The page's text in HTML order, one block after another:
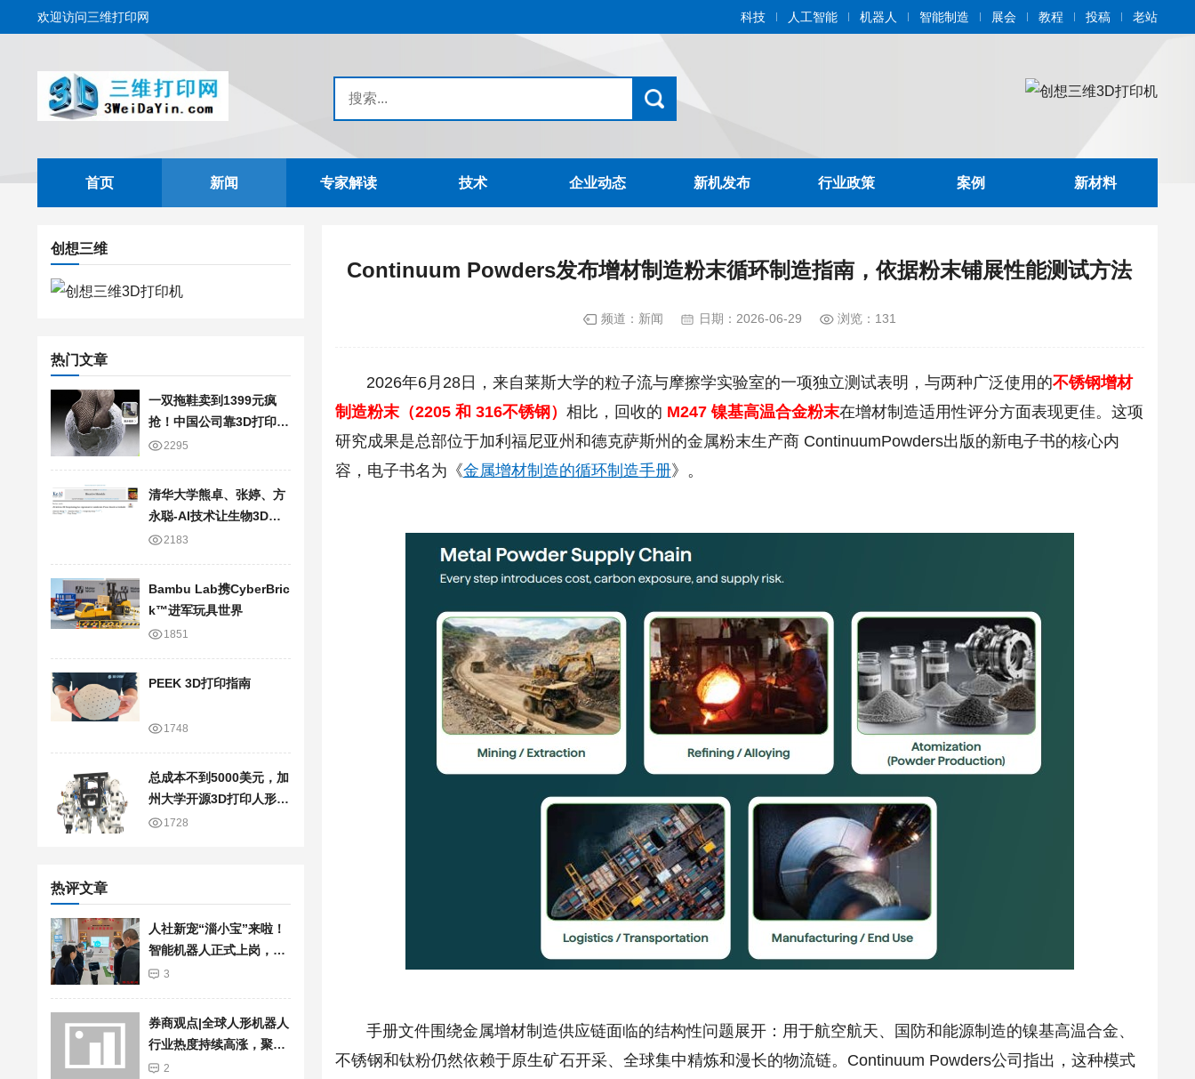
欢迎访问三维打印网 科技 人工智能 机器人 智能制造 展会 教程 投稿 老站
首页 新闻 专家解读 技术 企业动态 新机发布 行业政策 案例 新材料
创想三维
热门文章
一双拖鞋卖到1399元疯
抢！中国公司靠3D打印技
术，半年狂卷20亿
2295
清华大学熊卓、张婷、方
永聪-AI技术让生物3D打
印走向临床应用
2183
Bambu Lab携Cyber​​Bric
k™进军玩具世界
1851
PEEK 3D打印指南
1748
总成本不到5000美元，加
州大学开源3D打印人形机
器人1728
热评文章
人社新宠“淄小宝”来啦！
智能机器人正式上岗，服
务再升级
3
券商观点|全球人形机器人
行业热度持续高涨，聚焦
加快行业发展步伐
2
Continuum Powders发布增材制造粉末循环制造指南，依据粉末铺展性能测试方法
频道： 新闻 日期： 2026-06-29 浏览：131
2026年6月28日，来自莱斯大学的粒子流与摩擦学实验室的一项独立测试表明，与两种广泛使用的不锈钢增材
制造粉末（2205 和 316不锈钢） 相比，回收的 M247 镍基高温合金粉末在增材制造适用性评分方面表现更佳。这项
研究成果是总部位于加利福尼亚州和德克萨斯州的金属粉末生产商 ContinuumPowders出版的新电子书的核心内
容， 电子书名为《金属增材制造的循环制造手册》。
手册文件围绕金属增材制造供应链面临的结构性问题展开：用于航空航天、国防和能源制造的镍基高温合金、
不锈钢和钛粉仍然依赖于原生矿石开采、全球集中精炼和漫长的物流链。Continuum Powders公司指出，这种模式